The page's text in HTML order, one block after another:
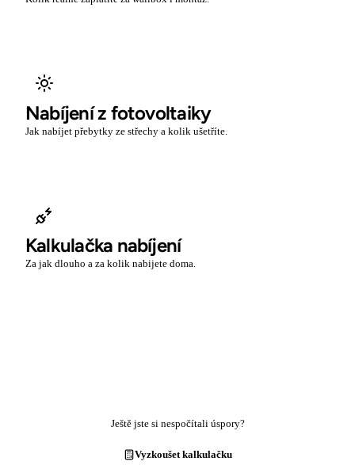
Nabíjení z fotovoltaiky
Jak nabíjet přebytky ze střechy a kolik ušetříte.
Kalkulačka nabíjení
Za jak dlouho a za kolik nabijete doma.
Ještě jste si nespočítali úspory?
Vyzkoušet kalkulačku